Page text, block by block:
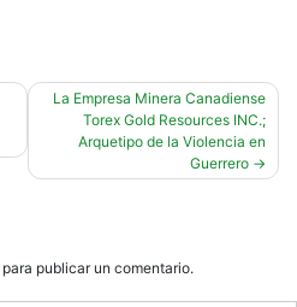
La Empresa Minera Canadiense
Torex Gold Resources INC.;
Arquetipo de la Violencia en
Guerrero
para publicar un comentario.